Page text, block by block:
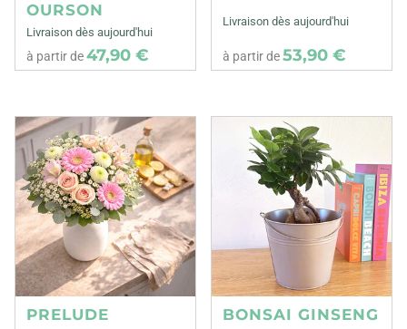
OURSON
Livraison dès aujourd'hui
à partir de47,90 €
Livraison dès aujourd'hui
à partir de53,90 €
PRELUDE BONSAI GINSENG